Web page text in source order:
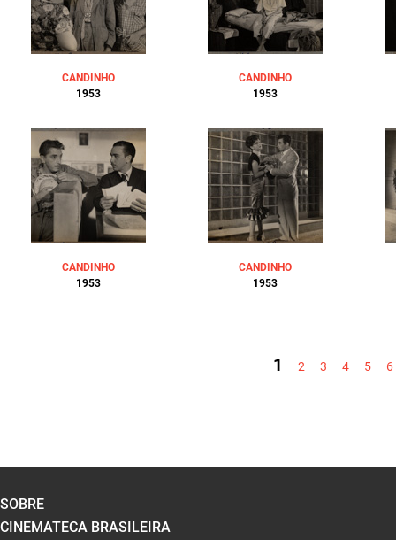
CANDINHO
1953
CANDINHO
1953
CANDINHO
1953
CANDINHO
1953
1 2 3 4 5 6
SOBRE
CINEMATECA BRASILEIRA